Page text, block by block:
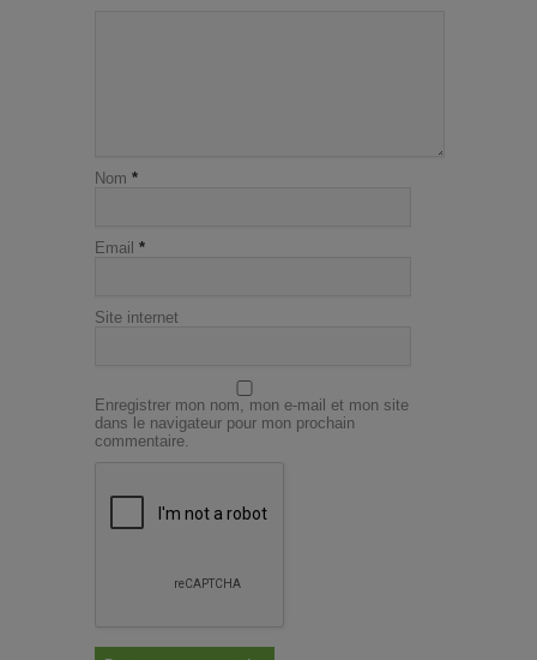
Nom *
Email *
Site internet
Enregistrer mon nom, mon e-mail et mon site
dans le navigateur pour mon prochain
commentaire.